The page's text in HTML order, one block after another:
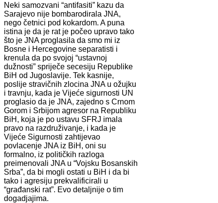
Neki samozvani “antifasiti” kazu da
Sarajevo nije bombarodirala JNA,
nego četnici pod kokardom. A puna
istina je da je rat je počeo upravo tako
što je JNA proglasila da smo mi iz
Bosne i Hercegovine separatisti i
krenula da po svojoj “ustavnoj
dužnosti” spriječe secesiju Republike
BiH od Jugoslavije. Tek kasnije,
poslije stravičnih zlocina JNA u ožujku
i travnju, kada je Vijeće sigurnosti UN
proglasio da je JNA, zajedno s Crnom
Gorom i Srbijom agresor na Republiku
BiH, koja je po ustavu SFRJ imala
pravo na razdruživanje, i kada je
Vijeće Sigurnosti zahtijevao
povlacenje JNA iz BiH, oni su
formalno, iz političkih razloga
preimenovali JNA u “Vojsku Bosanskih
Srba”, da bi mogli ostati u BiH i da bi
tako i agresiju prekvalificirali u
“građanski rat”. Evo detaljnije o tim
dogadjajima.